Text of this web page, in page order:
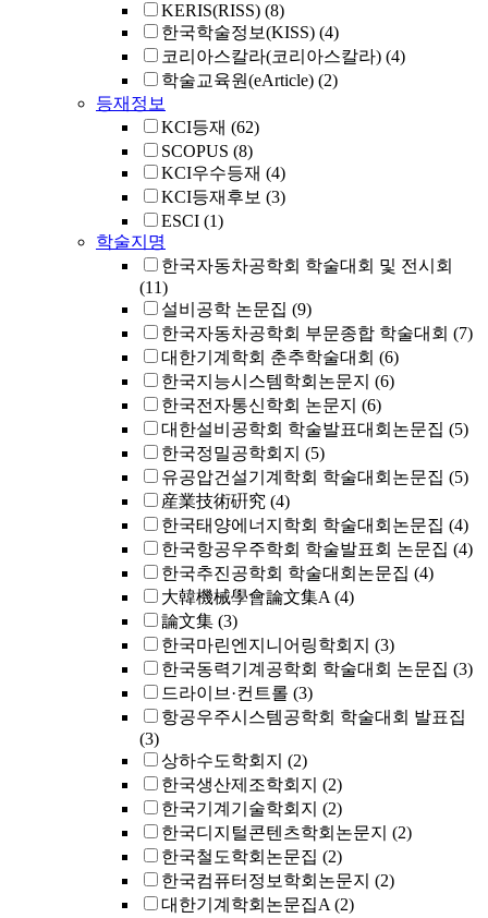
KERIS(RISS) (8)
한국학술정보(KISS) (4)
코리아스칼라(코리아스칼라) (4)
학술교육원(eArticle) (2)
등재정보
KCI등재 (62)
SCOPUS (8)
KCI우수등재 (4)
KCI등재후보 (3)
ESCI (1)
학술지명
한국자동차공학회 학술대회 및 전시회
(11)
설비공학 논문집 (9)
한국자동차공학회 부문종합 학술대회 (7)
대한기계학회 춘추학술대회 (6)
한국지능시스템학회논문지 (6)
한국전자통신학회 논문지 (6)
대한설비공학회 학술발표대회논문집 (5)
한국정밀공학회지 (5)
유공압건설기계학회 학술대회논문집 (5)
産業技術硏究 (4)
한국태양에너지학회 학술대회논문집 (4)
한국항공우주학회 학술발표회 논문집 (4)
한국추진공학회 학술대회논문집 (4)
大韓機械學會論文集A (4)
論文集 (3)
한국마린엔지니어링학회지 (3)
한국동력기계공학회 학술대회 논문집 (3)
드라이브·컨트롤 (3)
항공우주시스템공학회 학술대회 발표집
(3)
상하수도학회지 (2)
한국생산제조학회지 (2)
한국기계기술학회지 (2)
한국디지털콘텐츠학회논문지 (2)
한국철도학회논문집 (2)
한국컴퓨터정보학회논문지 (2)
대한기계학회논문집A (2)